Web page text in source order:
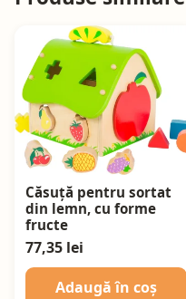
Căsuță pentru sortat
din lemn, cu forme
fructe
77,35 lei
Adaugă în coș